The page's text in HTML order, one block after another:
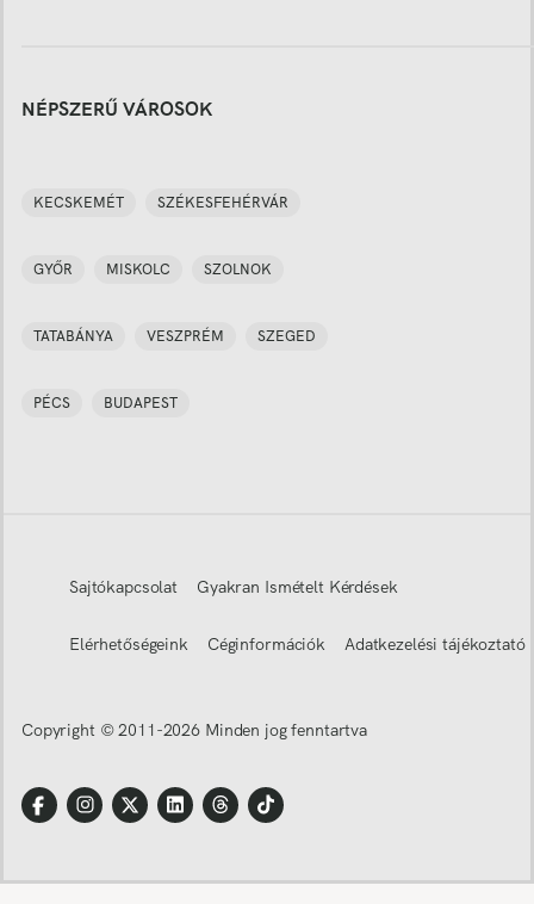
NÉPSZERŰ VÁROSOK
KECSKEMÉT SZÉKESFEHÉRVÁR
GYŐR MISKOLC SZOLNOK
TATABÁNYA VESZPRÉM SZEGED
PÉCS BUDAPEST
Sajtókapcsolat Gyakran Ismételt Kérdések
Elérhetőségeink Céginformációk Adatkezelési tájékoztató
Copyright © 2011-2026 Minden jog fenntartva